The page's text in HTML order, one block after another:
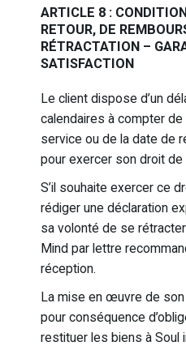
ARTICLE 8 :
RETOUR, DE
RÉTRACTATION –
SATISFACTION
Le client dispose d’un
calendaires à compter de
service ou de la date de
pour exercer son droit de
S’il souhaite exercer ce
rédiger une déclaration
sa volonté de se
Mind par lettre
réception.
La mise en œuvre de
pour conséquence
restituer les biens à Soul